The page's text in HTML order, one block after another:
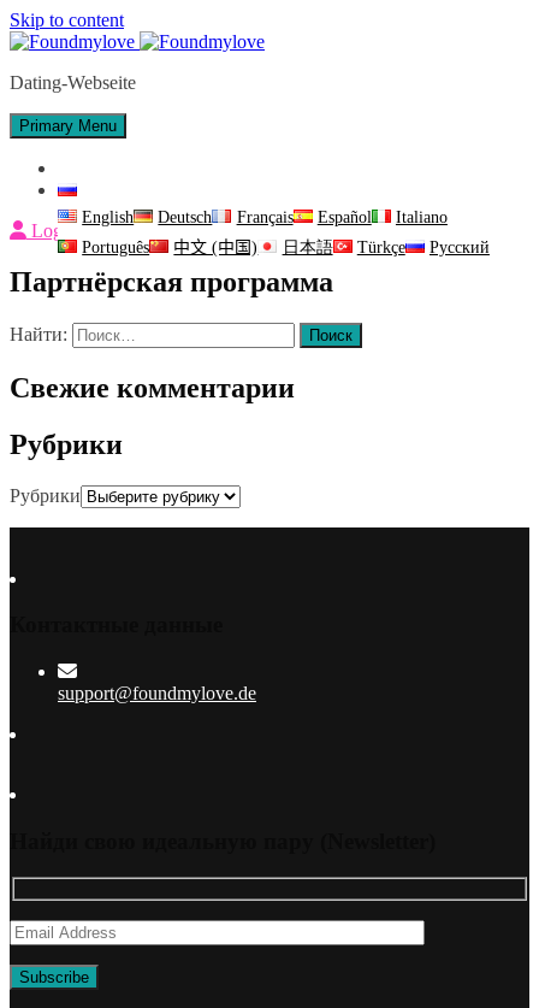
Skip to content
Dating-Webseite
Primary Menu
English Deutsch Français Español
Italiano
Português
中文 (中国) 日本語 Türkçe Русский
Login
Партнёрская программа
Найти:
Свежие комментарии
Рубрики
Рубрики
support@foundmylove.de